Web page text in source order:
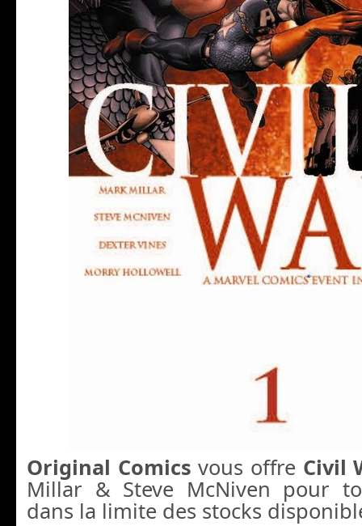
Original Comics vous offre Civil
Millar & Steve McNiven pour
dans la limite des stocks